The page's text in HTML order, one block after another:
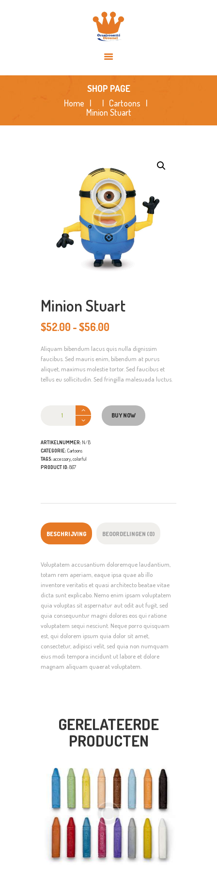
SHOP PAGE
Home
Cartoons
Minion Stuart
SPONSORS
Minion Stuart
$52.00 -$56.00
tot
$56.00
Aliquam bibendum lacus quis nulla dignissim
faucibus. Sed mauris enim, bibendum at purus
aliquet, maximus molestie tortor. Sed faucibus et
tellus eu sollicitudin. Sed fringilla malesuada luctus.
BUY NOW
ARTIKELNUMMER: N/B
CATEGORIE: Cartoons
TAGS:accessory colorful
PRODUCT ID:867
BESCHRIJVING BEOORDELINGEN (0)
Voluptatem accusantium doloremque laudantium,
totam rem aperiam, eaque ipsa quae ab illo
inventore veritatis et quasi architecto beatae vitae
dicta sunt explicabo. Nemo enim ipsam voluptatem
quia voluptas sit aspernatur aut odit aut fugit, sed
quia consequuntur magni dolores eos qui ratione
voluptatem sequi nesciunt. Neque porro quisquam
est, qui dolorem ipsum quia dolor sit amet,
consectetur, adipisci velit, sed quia non numquam
eius modi tempora incidunt ut labore et dolore
magnam aliquam quaerat voluptatem.
GERELATEERDE
PRODUCTEN